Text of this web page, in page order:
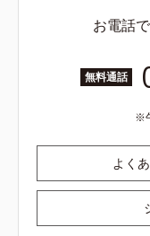
お電話
無料通話
よく